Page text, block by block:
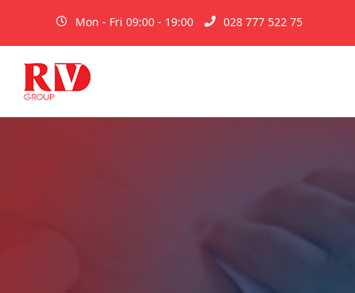
Mon - Fri 09:00 - 19:00 028 777 522 75